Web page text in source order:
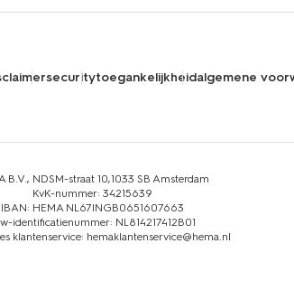
securitytoegankelijkheidalgemene
B.V., NDSM-straat 10,1033 SB Amsterdam
KvK-nummer: 34215639
IBAN: HEMA NL67INGB0651607663
identificatienummer: NL814217412B01
klantenservice: hemaklantenservice@hema.nl